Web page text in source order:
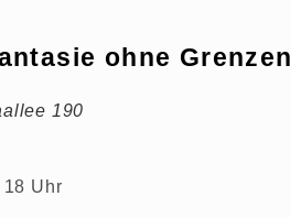
ohne
190
18 Uhr